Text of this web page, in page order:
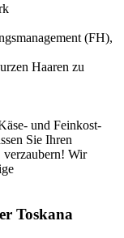
(FH),
und Feinkost-
Sie Ihren
verzaubern! Wir
Toskana